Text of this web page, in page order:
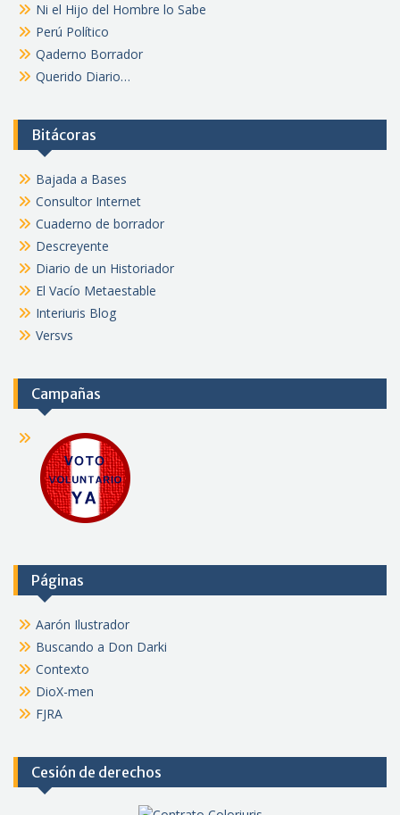
Ni el Hijo del Hombre lo Sabe
Perú Político
Qaderno Borrador
Querido Diario…
Bitácoras
Bajada a Bases
Consultor Internet
Cuaderno de borrador
Descreyente
Diario de un Historiador
El Vacío Metaestable
Interiuris Blog
Versvs
Campañas
Páginas
Aarón Ilustrador
Buscando a Don Darki
Contexto
DioX-men
FJRA
Cesión de derechos